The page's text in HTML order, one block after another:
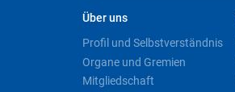
Über uns
Profil und Selbstverständnis
Organe und Gremien
Mitgliedschaft